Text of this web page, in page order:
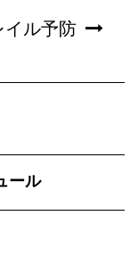
ル予防
ール